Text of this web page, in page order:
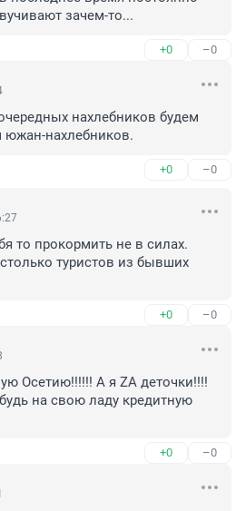
зачем-то...
+0 –0
нахлебников будем
южан-нахлебников.
+0 –0
то прокормить не в силах.
туристов из бывших
+0 –0
Осетию!!!!!! А я ZА деточки!!!!
на свою ладу кредитную
+0 –0